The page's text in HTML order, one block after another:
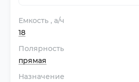
Емкость , а/ч
18
Полярность
прямая
Назначение